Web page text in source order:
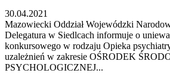
30.04.2021
Mazowiecki Oddział Wojewódzki
Delegatura w Siedlcach informuje o
konkursowego w rodzaju Opieka
uzależnień w zakresie OŚRODEK
PSYCHOLOGICZNEJ...